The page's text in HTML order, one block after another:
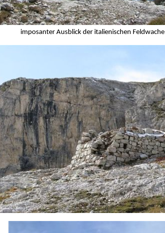
imposanter Ausblick der italienischen Feldwache